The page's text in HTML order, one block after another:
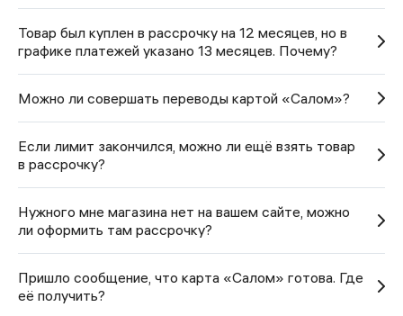
Товар был куплен в рассрочку на 12 месяцев, но в
графике платежей указано 13 месяцев. Почему?
Можно ли совершать переводы картой «Салом»?
Если лимит закончился, можно ли ещё взять товар
в рассрочку?
Нужного мне магазина нет на вашем сайте, можно
ли оформить там рассрочку?
Пришло сообщение, что карта «Салом» готова. Где
её получить?